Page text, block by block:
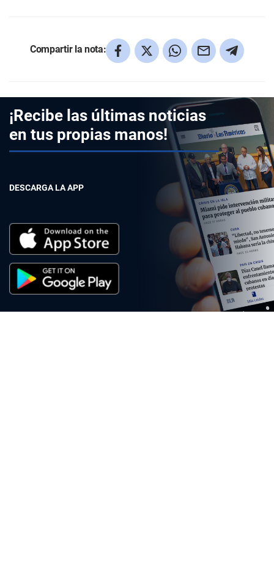
Compartir la nota:
¡Recibe las últimas noticias
en tus propias manos!
DESCARGA LA APP